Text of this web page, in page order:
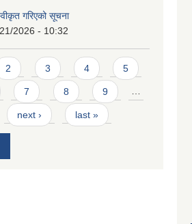
गरिएको सूचना
2026 - 10:32
2 3 4 5
7 8 9 …
next › last »